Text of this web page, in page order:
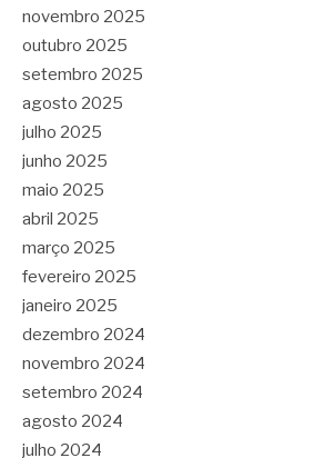
novembro 2025
outubro 2025
setembro 2025
agosto 2025
julho 2025
junho 2025
maio 2025
abril 2025
março 2025
fevereiro 2025
janeiro 2025
dezembro 2024
novembro 2024
setembro 2024
agosto 2024
julho 2024